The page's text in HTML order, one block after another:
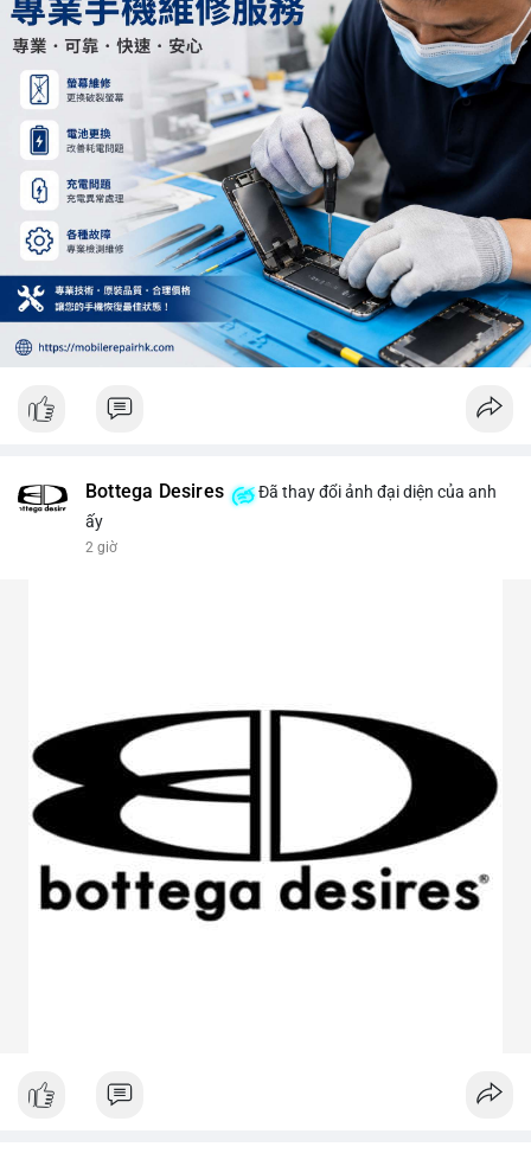
hoảng loạn. Theo dõi sát dòng tiền đổ vào sàn giao dịch tập
trung trong 24 giờ tới.
#12dot29btc #vilanh #tichluydaihan #phienau #btcmempool
Bottega Desires
Đã thay đổi ảnh đại diện của anh
ấy
2 giờ